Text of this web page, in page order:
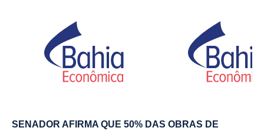
SENADOR AFIRMA QUE 50% DAS OBRAS DE